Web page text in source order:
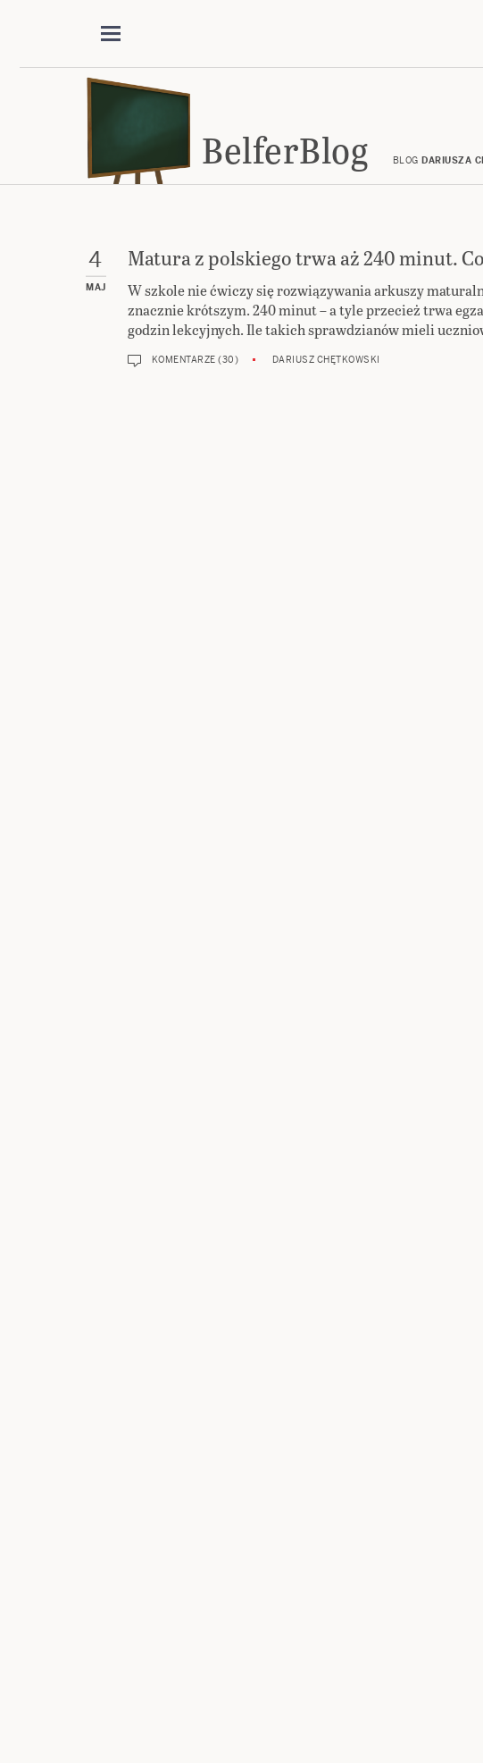
BelferBlog BLOG DARIUSZA
4
MAJ
Matura z polskiego trwa aż 240 minut.
W szkole nie ćwiczy się rozwiązywania arkuszy
znacznie krótszym. 240 minut – a tyle przecież trwa
godzin lekcyjnych. Ile takich sprawdzianów mieli
KOMENTARZE (30) DARIUSZ CHĘTKOWSKI